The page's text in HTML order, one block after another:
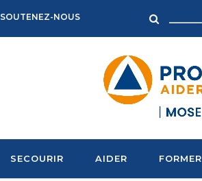
SOUTENEZ-NOUS
SECOURIR AIDER FORMER